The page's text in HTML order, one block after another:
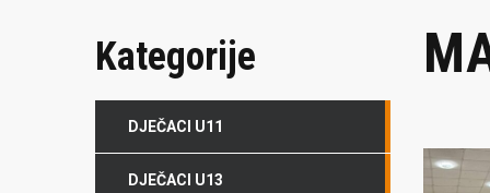
Kategorije
DJEČACI U11
DJEČACI U13